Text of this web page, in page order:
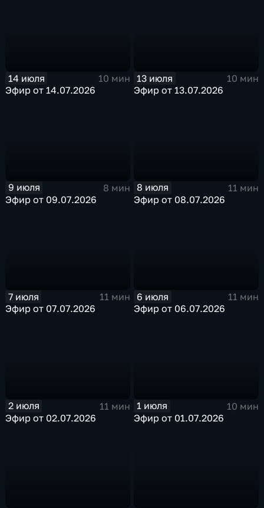
14 июля
10 мин
Эфир от 14.07.2026
13 июля
10 мин
Эфир от 13.07.2026
9 июля
8 мин
Эфир от 09.07.2026
8 июля
11 мин
Эфир от 08.07.2026
7 июля
11 мин
Эфир от 07.07.2026
6 июля
11 мин
Эфир от 06.07.2026
2 июля
11 мин
Эфир от 02.07.2026
1 июля
10 мин
Эфир от 01.07.2026